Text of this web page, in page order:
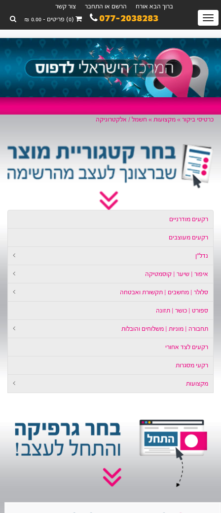
ברוך הבא אורח הרשם או התחבר צור קשר
077-2038283
ביקור »מקצועות »חשמל / אלקטרוניקה
מודרניים
מעוצבים
| שיער | קוסמטיקה
| מחשבים | תקשורת ואבטחה
| כושר | תזונה
| מוניות | משלוחים והובלות
לצד אחורי
מסגרות